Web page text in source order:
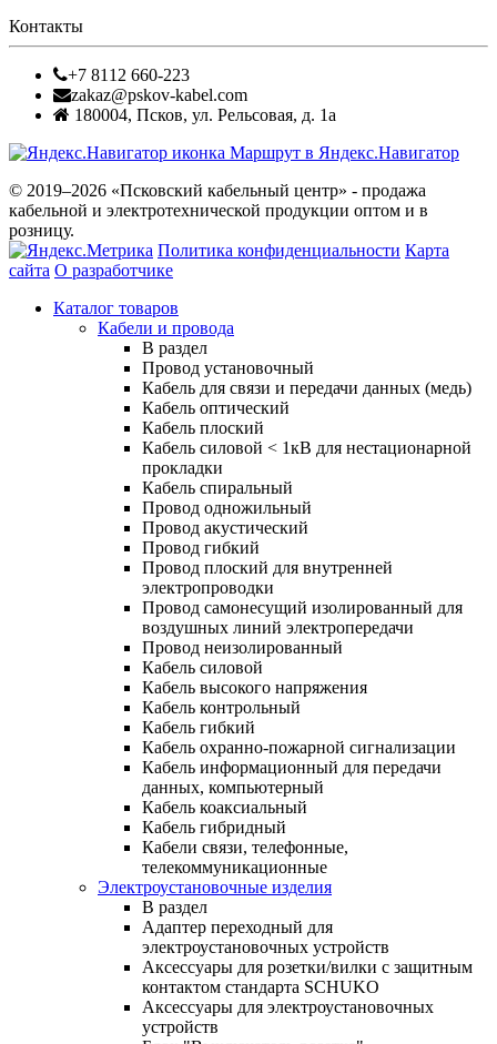
Контакты
+7 8112 660-223
zakaz@pskov-kabel.com
180004, Псков, ул. Рельсовая, д. 1а
Маршрут в Яндекс.Навигатор
© 2019–2026 «Псковский кабельный центр» - продажа
кабельной и электротехнической продукции оптом и в
розницу.
Политика конфиденциальности Карта
сайта О разработчике
Каталог товаров
Кабели и провода
В раздел
Провод установочный
Кабель для связи и передачи данных (медь)
Кабель оптический
Кабель плоский
Кабель силовой < 1кВ для нестационарной
прокладки
Кабель спиральный
Провод одножильный
Провод акустический
Провод гибкий
Провод плоский для внутренней
электропроводки
Провод самонесущий изолированный для
воздушных линий электропередачи
Провод неизолированный
Кабель силовой
Кабель высокого напряжения
Кабель контрольный
Кабель гибкий
Кабель охранно-пожарной сигнализации
Кабель информационный для передачи
данных, компьютерный
Кабель коаксиальный
Кабель гибридный
Кабели связи, телефонные,
телекоммуникационные
Электроустановочные изделия
В раздел
Адаптер переходный для
электроустановочных устройств
Аксессуары для розетки/вилки с защитным
контактом стандарта SCHUKO
Аксессуары для электроустановочных
устройств